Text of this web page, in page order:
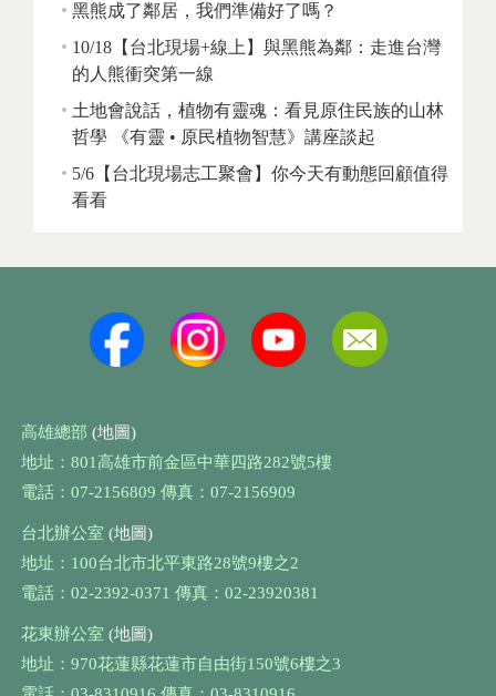
黑熊成了鄰居，我們準備好了嗎？
10/18【台北現場+線上】與黑熊為鄰：走進台灣
的人熊衝突第一線
土地會說話，植物有靈魂：看見原住民族的山林
哲學 《有靈 • 原民植物智慧》講座談起
5/6【台北現場志工聚會】你今天有動態回顧值得
看看
高雄總部 (地圖)
地址：801高雄市前金區中華四路282號5樓
電話：07-2156809 傳真：07-2156909
台北辦公室 (地圖)
地址：100台北市北平東路28號9樓之2
電話：02-2392-0371 傳真：02-23920381
花東辦公室 (地圖)
地址：970花蓮縣花蓮市自由街150號6樓之3